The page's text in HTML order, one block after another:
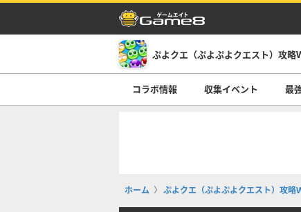
ぷよクエ（ぷよぷよクエスト）攻略
コラボ情報 収集イベント 最
ホーム ぷよクエ（ぷよぷよクエスト）攻略